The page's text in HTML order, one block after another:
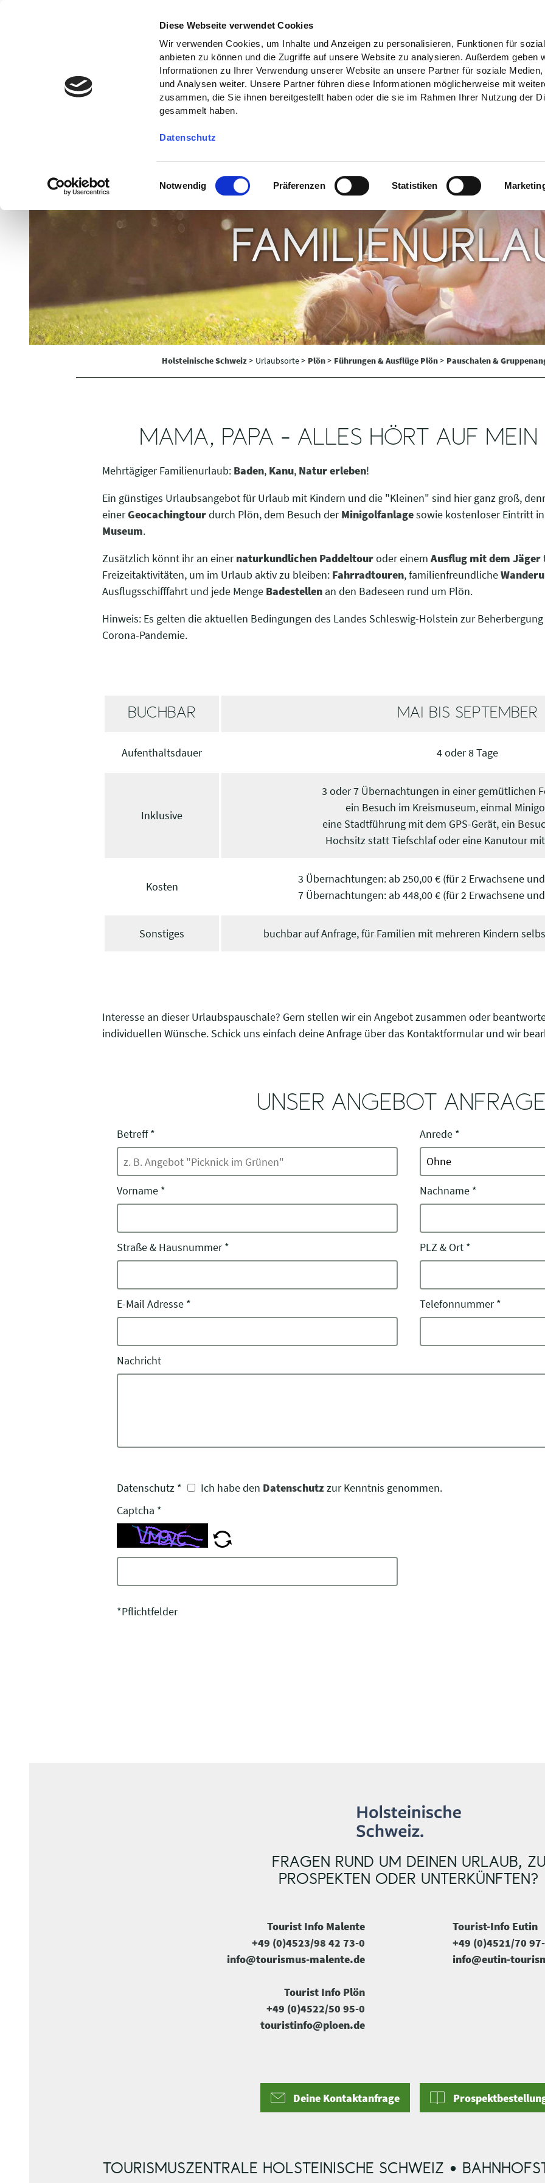
Diese Webseite verwendet Cookies
Wir verwenden Cookies, um Inhalte und Anzeigen zu personalisieren, Funktionen für
anbieten zu können und die Zugriffe auf unsere Website zu analysieren. Außerdem geben
Informationen zu Ihrer Verwendung unserer Website an unsere Partner für soziale Medien,
und Analysen weiter. Unsere Partner führen diese Informationen möglicherweise mit
zusammen, die Sie ihnen bereitgestellt haben oder die sie im Rahmen Ihrer Nutzung der
gesammelt haben.
Datenschutz
i
g
n
g
h
Notwendig Präferenzen Statistiken
Holsteinische Schweiz> Urlaubsorte > Plön> Führungen & Ausflüge Plön> Pauschalen &
MAMA, PAPA - ALLES HÖRT AUF
Mehrtägiger Familienurlaub: Baden, Kanu, Natur erleben!
Ein günstiges Urlaubsangebot für Urlaub mit Kindern und die "Kleinen" sind hier ganz groß,
einerGeocachingtourdurch Plön, dem Besuch derMinigolfanlagesowie kostenloser Eintritt
Museum.
Zusätzlich könnt ihr an einernaturkundlichen Paddeltouroder einem Ausflug mit dem Jäger
Freizeitaktivitäten, um im Urlaub aktiv zu bleiben: Fahrradtouren, familienfreundliche
Ausflugsschifffahrt und jede Menge Badestellen an den Badeseen rund um Plön.
Hinweis: Es gelten die aktuellen Bedingungen des Landes Schleswig-Holstein zur
Corona-Pandemie.
BUCHBAR MAI BIS SEPTEMBER
Aufenthaltsdauer 4 oder 8 Tage
Inklusive
3 oder 7 Übernachtungen in einer gemütlichen
ein Besuch im Kreismuseum, einmal
eine Stadtführung mit dem GPS-Gerät, ein
Hochsitz statt Tiefschlaf oder eine Kanutour
Kosten
3 Übernachtungen: ab 250,00 € (für 2 Erwachsene
7 Übernachtungen: ab 448,00 € (für 2 Erwachsene
Sonstiges buchbar auf Anfrage, für Familien mit mehreren Kindern
Interesse an dieser Urlaubspauschale? Gern stellen wir ein Angebot zusammen oder
individuellen Wünsche. Schick uns einfach deine Anfrage über das Kontaktformular und wir
UNSER ANGEBOT
Betreff* Anrede *
Vorname * Nachname *
Straße & Hausnummer* PLZ & Ort *
E-Mail Adresse * Telefonnummer*
Nachricht
Datenschutz * Ich habe den Datenschutz zur Kenntnis genommen.
Captcha *
*Pflichtfelder
FRAGEN RUND UM DEINEN URLAUB,
PROSPEKTEN ODER UNTERKÜNFTEN?
Tourist Info Malente
+49 (0)4523/98 42 73-0
info@tourismus-malente.de
Tourist Info Plön
+49 (0)4522/50 95-0
touristinfo@ploen.de
Tourist-Info Eutin
+49 (0)4521/70
info@eutin-
Deine Kontaktanfrage
TOURISMUSZENTRALE HOLSTEINISCHE SCHWEIZ •